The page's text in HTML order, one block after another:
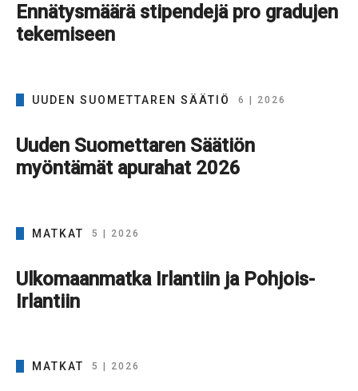
Ennätysmäärä stipendejä pro gradujen
tekemiseen
UUDEN SUOMETTAREN SÄÄTIÖ 6 | 2026
Uuden Suomettaren Säätiön
myöntämät apurahat 2026
MATKAT 5 | 2026
Ulkomaanmatka Irlantiin ja Pohjois-
Irlantiin
MATKAT 5 | 2026